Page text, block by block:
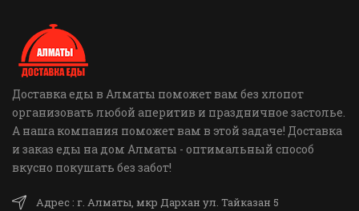
Доставка еды в Алматы поможет вам без хлопот
организовать любой аперитив и праздничное застолье.
А наша компания поможет вам в этой задаче! Доставка
и заказ еды на дом Алматы - оптимальный способ
вкусно покушать без забот!
Адрес : г. Алматы, мкр Дархан ул. Тайказан 5